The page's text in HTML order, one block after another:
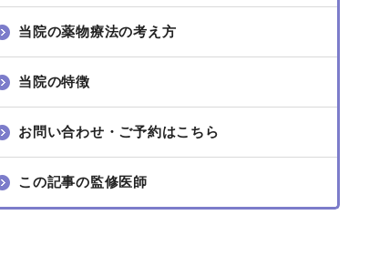
当院の薬物療法の考え方
当院の特徴
お問い合わせ・ご予約はこちら
この記事の監修医師